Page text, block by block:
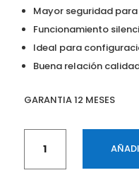
Mayor seguridad
Funcionamiento
Ideal para
Buena relación
GARANTIA 12 MESES
Thermaltake
700W